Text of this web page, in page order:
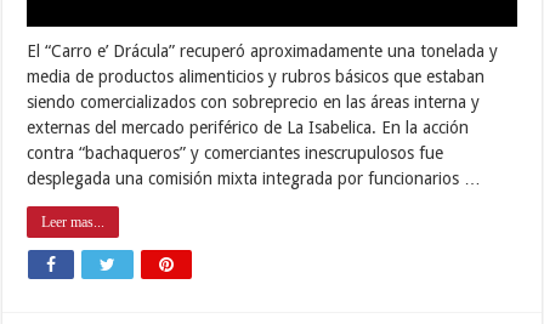
El “Carro e’ Drácula” recuperó aproximadamente una tonelada y
media de productos alimenticios y rubros básicos que estaban
siendo comercializados con sobreprecio en las áreas interna y
externas del mercado periférico de La Isabelica. En la acción
contra “bachaqueros” y comerciantes inescrupulosos fue
desplegada una comisión mixta integrada por funcionarios …
Leer mas...